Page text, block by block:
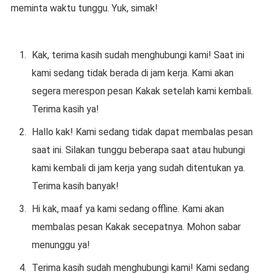
meminta waktu tunggu. Yuk, simak!
Kak, terima kasih sudah menghubungi kami! Saat ini
kami sedang tidak berada di jam kerja. Kami akan
segera merespon pesan Kakak setelah kami kembali.
Terima kasih ya!
Hallo kak! Kami sedang tidak dapat membalas pesan
saat ini. Silakan tunggu beberapa saat atau hubungi
kami kembali di jam kerja yang sudah ditentukan ya.
Terima kasih banyak!
Hi kak, maaf ya kami sedang offline. Kami akan
membalas pesan Kakak secepatnya. Mohon sabar
menunggu ya!
Terima kasih sudah menghubungi kami! Kami sedang